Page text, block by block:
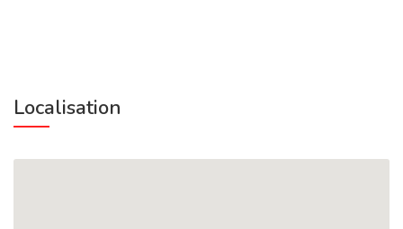
Localisation